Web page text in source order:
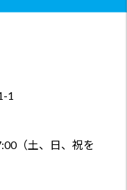
1
（土、日、祝を